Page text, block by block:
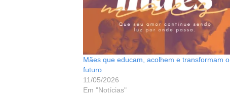
Mães que educam, acolhem e transformam o
futuro
11/05/2026
Em "Notícias"